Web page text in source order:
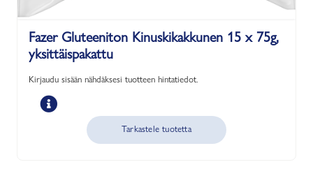
Fazer Gluteeniton Kinuskikakkunen 15 x 75g,
yksittäispakattu
Kirjaudu sisään nähdäksesi tuotteen hintatiedot.
Tarkastele tuotetta